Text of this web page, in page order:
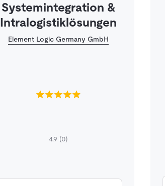
Systemintegration &
Intralogistiklösungen
Element Logic Germany GmbH
4.9 (0)